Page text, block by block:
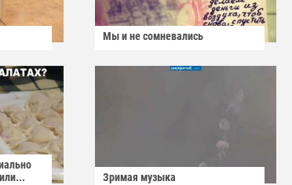
Мы и не сомневались
Зримая музыка